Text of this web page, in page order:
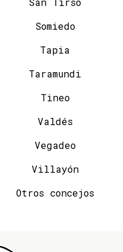
Somiedo
Tapia
Taramundi
Tineo
Valdés
Vegadeo
Villayón
Otros concejos